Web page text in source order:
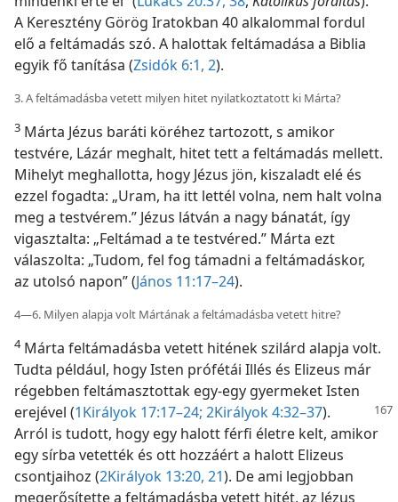
A Keresztény Görög Iratokban 40 alkalommal fordul
elő a feltámadás szó. A halottak feltámadása a Biblia
egyik fő tanítása (Zsidók 6:1, 2).
3. A feltámadásba vetett milyen hitet nyilatkoztatott ki Márta?
3 Márta Jézus baráti köréhez tartozott, s amikor
testvére, Lázár meghalt, hitet tett a feltámadás mellett.
Mihelyt meghallotta, hogy Jézus jön, kiszaladt elé és
ezzel fogadta: „Uram, ha itt lettél volna, nem halt volna
meg a testvérem.” Jézus látván a nagy bánatát, így
vigasztalta: „Feltámad a te testvéred.” Márta ezt
válaszolta: „Tudom, fel fog támadni a feltámadáskor,
az utolsó napon” (János 11:17–24).
4—6. Milyen alapja volt Mártának a feltámadásba vetett hitre?
4Márta feltámadásba vetett hitének szilárd alapja volt.
Tudta például, hogy Isten prófétái Illés és Elizeus már
régebben feltámasztottak egy-egy gyermeket Isten
erejével (1Királyok 17:17–24; 2Királyok 4:32–37).
Arról is tudott, hogy egy halott férfi életre kelt, amikor
egy sírba vetették és ott hozzáért a halott Elizeus
csontjaihoz (2Királyok 13:20, 21). De ami legjobban
megerősítette a feltámadásba vetett hitét, az Jézus